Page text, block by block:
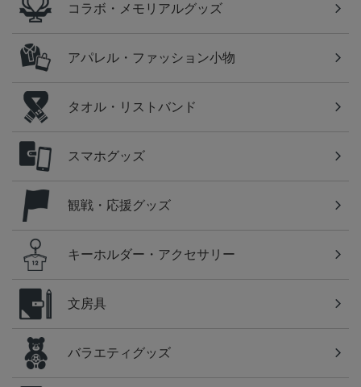
コラボ・メモリアルグッズ
アパレル・ファッション小物
タオル・リストバンド
スマホグッズ
観戦・応援グッズ
キーホルダー・アクセサリー
文房具
バラエティグッズ